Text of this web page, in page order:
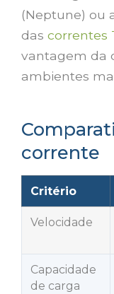
(Neptune) ou
das correntes
vantagem da
ambientes
corrente
Critério
Velocidade
Capacidade
de carga